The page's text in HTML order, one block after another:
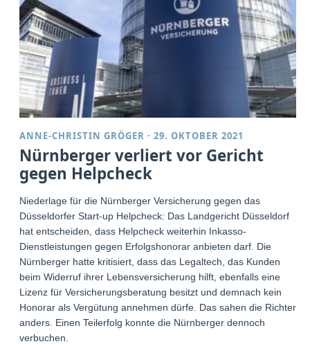
ANNE-CHRISTIN GRÖGER ·29. OKTOBER 2021
Nürnberger verliert vor Gericht
gegen Helpcheck
Niederlage für die Nürnberger Versicherung gegen das
Düsseldorfer Start-up Helpcheck: Das Landgericht Düsseldorf
hat entscheiden, dass Helpcheck weiterhin Inkasso-
Dienstleistungen gegen Erfolgshonorar anbieten darf. Die
Nürnberger hatte kritisiert, dass das Legaltech, das Kunden
beim Widerruf ihrer Lebensversicherung hilft, ebenfalls eine
Lizenz für Versicherungsberatung besitzt und demnach kein
Honorar als Vergütung annehmen dürfe. Das sahen die Richter
anders. Einen Teilerfolg konnte die Nürnberger dennoch
verbuchen.